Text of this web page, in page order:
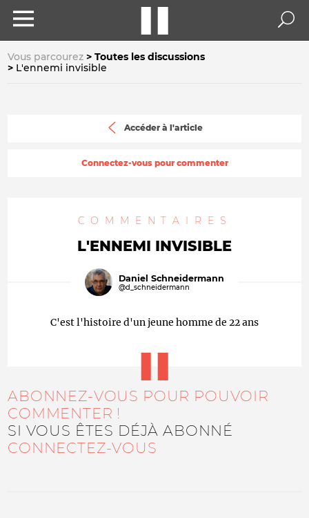
Vous parcourez
Toutes les discussions
L'ennemi invisible
Accéder à l'article
Connectez-vous pour commenter
COMMENTAIRES
L'ENNEMI INVISIBLE
Daniel Schneidermann
@d_schneidermann
C'est l'histoire d'un jeune homme de 22 ans
ABONNEZ-VOUS POUR POUVOIR
COMMENTER !
SI VOUS ÊTES DÉJÀ ABONNÉ
CONNECTEZ-VOUS